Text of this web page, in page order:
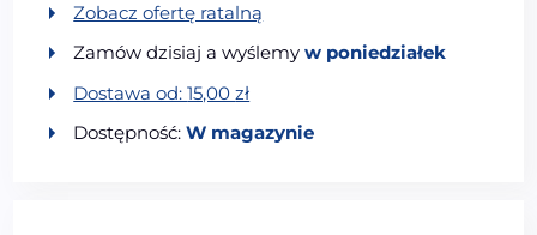
Zobacz ofertę ratalną
Zamów dzisiaj a wyślemyw poniedziałek
Dostawa od:15,00zł
Dostępność:W magazynie